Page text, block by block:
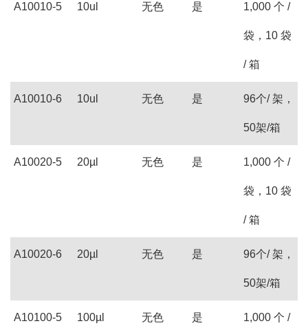
A10010-5 10ul 无色 是 1,000 个 /
袋，10 袋
/ 箱
A10010-6 10ul 无色 是 96个/ 架，
50架/箱
A10020-5 20µl 无色 是 1,000 个 /
袋，10 袋
/ 箱
A10020-6 20µl 无色 是 96个/ 架，
50架/箱
A10100-5 100µl 无色 是 1,000 个 /